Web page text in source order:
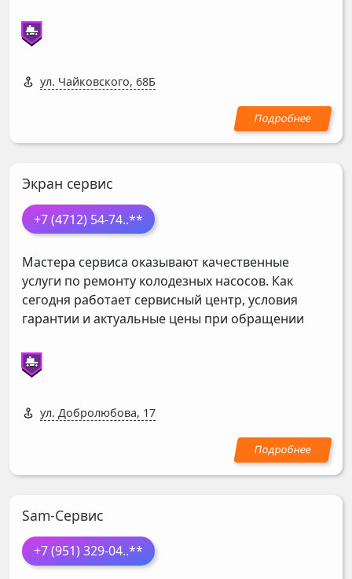
ул. Чайковского, 68Б
Экран сервис
+7 (4712) 54-74..**
Мастера сервиса оказывают качественные
услуги по ремонту колодезных насосов. Как
сегодня работает сервисный центр, условия
гарантии и актуальные цены при обращении
ул. Добролюбова, 17
Sam-Сервис
+7 (951) 329-04..**